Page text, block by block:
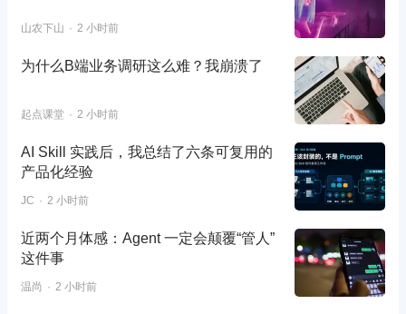
山农下山 2 小时前
为什么B端业务调研这么难？我崩溃了
起点课堂 2 小时前
AI Skill 实践后，我总结了六条可复用的
产品化经验
JC 2 小时前
近两个月体感：Agent 一定会颠覆“管人”
这件事
温尚 2 小时前